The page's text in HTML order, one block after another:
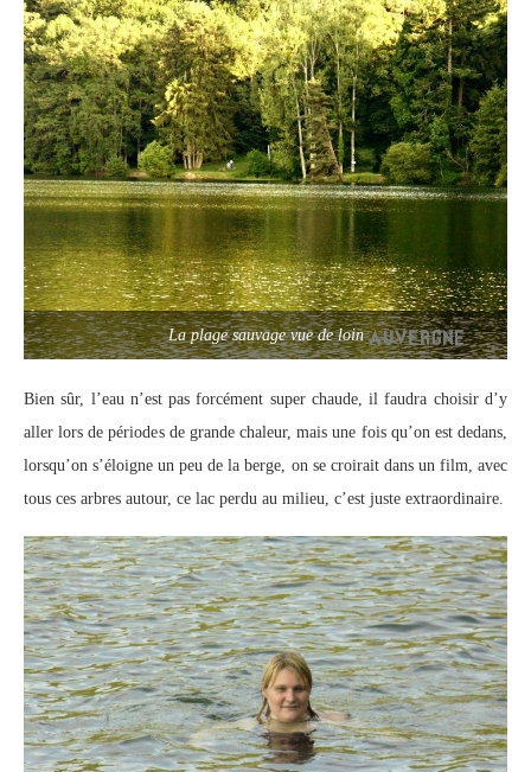
La plage sauvage vue de loin
Bien sûr, l’eau n’est pas forcément super chaude, il faudra choisir d’y
aller lors de périodes de grande chaleur, mais une fois qu’on est dedans,
lorsqu’on s’éloigne un peu de la berge, on se croirait dans un film, avec
tous ces arbres autour, ce lac perdu au milieu, c’est juste extraordinaire.